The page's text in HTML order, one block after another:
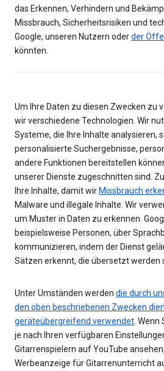
das Erkennen, Verhindern und
Missbrauch, Sicherheitsrisiken und
Google, unseren Nutzern oderder
könnten.
Um Ihre Daten zu diesen Zwecken zu
wir verschiedene Technologien. Wir
Systeme, die Ihre Inhalte analysieren,
personalisierte Suchergebnisse,
andere Funktionen bereitstellen
unserer Dienste zugeschnitten sind.
Ihre Inhalte, damit wir Missbrauch
Malware und illegale Inhalte. Wir
um Muster in Daten zu erkennen.
beispielsweise Personen, über
kommunizieren, indem der Dienst
Sätzen erkennt, die übersetzt werden
Unter Umständen werden die durch
den oben beschriebenen Zwecken
geräteübergreifend verwendet .
je nach Ihren verfügbaren
Gitarrenspielern auf YouTube
Werbeanzeige für Gitarrenunterricht